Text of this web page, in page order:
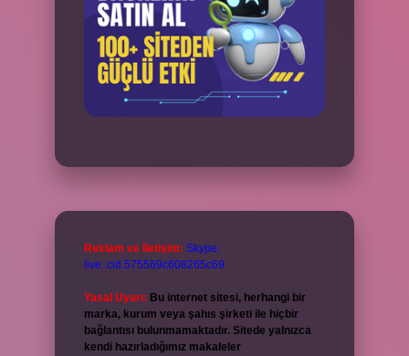
Reklam ve İletişim: Skype:
live:.cid.575569c608265c69
Yasal Uyarı: Bu internet sitesi, herhangi bir
marka, kurum veya şahıs şirketi ile hiçbir
bağlantısı bulunmamaktadır. Sitede yalnızca
kendi hazırladığımız makaleler